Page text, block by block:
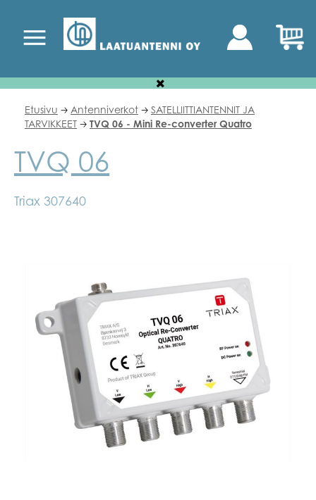
Etusivu 🡢 Antenniverkot 🡢 SATELLIITTIANTENNIT JA
TARVIKKEET 🡢 TVQ 06 - Mini Re-converter Quatro
TVQ 06
Triax 307640